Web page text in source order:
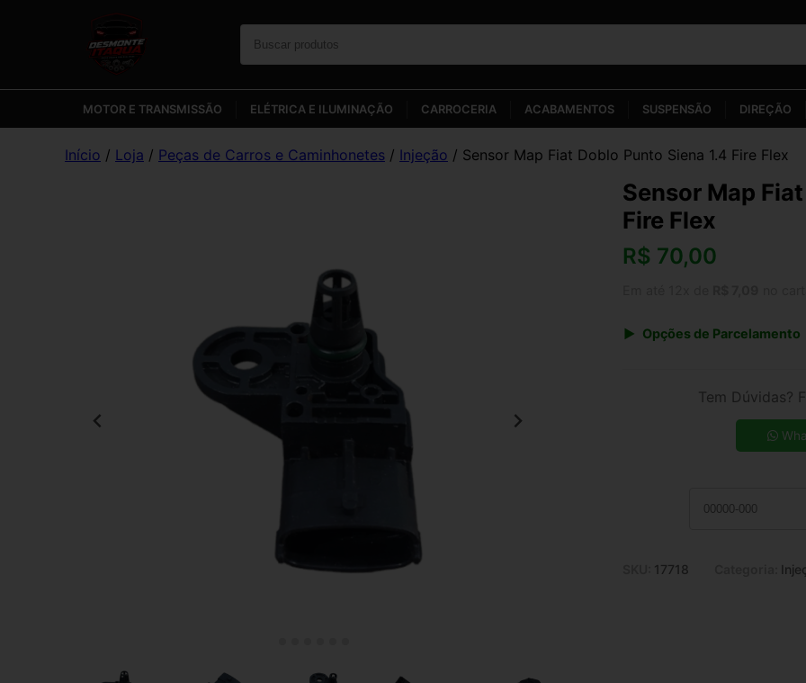
MOTOR E TRANSMISSÃO ELÉTRICA E ILUMINAÇÃO CARROCERIA ACABAMENTOS SUSPENSÃO DIREÇÃO
Início / Loja / Peças de Carros e Caminhonetes / Injeção / Sensor Map Fiat Doblo Punto Siena 1.4 Fire Flex
Sensor Map
Fire Flex
R$ 70,00
Opções de Parcelamento
Tem Dúvidas?
17718